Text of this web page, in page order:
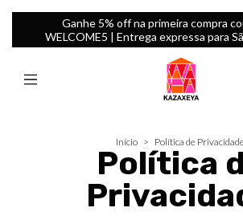
Ganhe 5% off na primeira compra
WELCOME5 | Entrega expressa para
Início > Política de
Política